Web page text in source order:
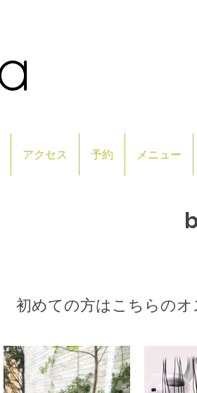
アクセス 予約 メニュー
初めての方はこちらのオ